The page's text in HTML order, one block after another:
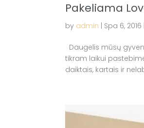
Pakeliama
by admin Spa 6, 2016
Daugelis mūsų
tikram laikui
daiktais, kartais ir